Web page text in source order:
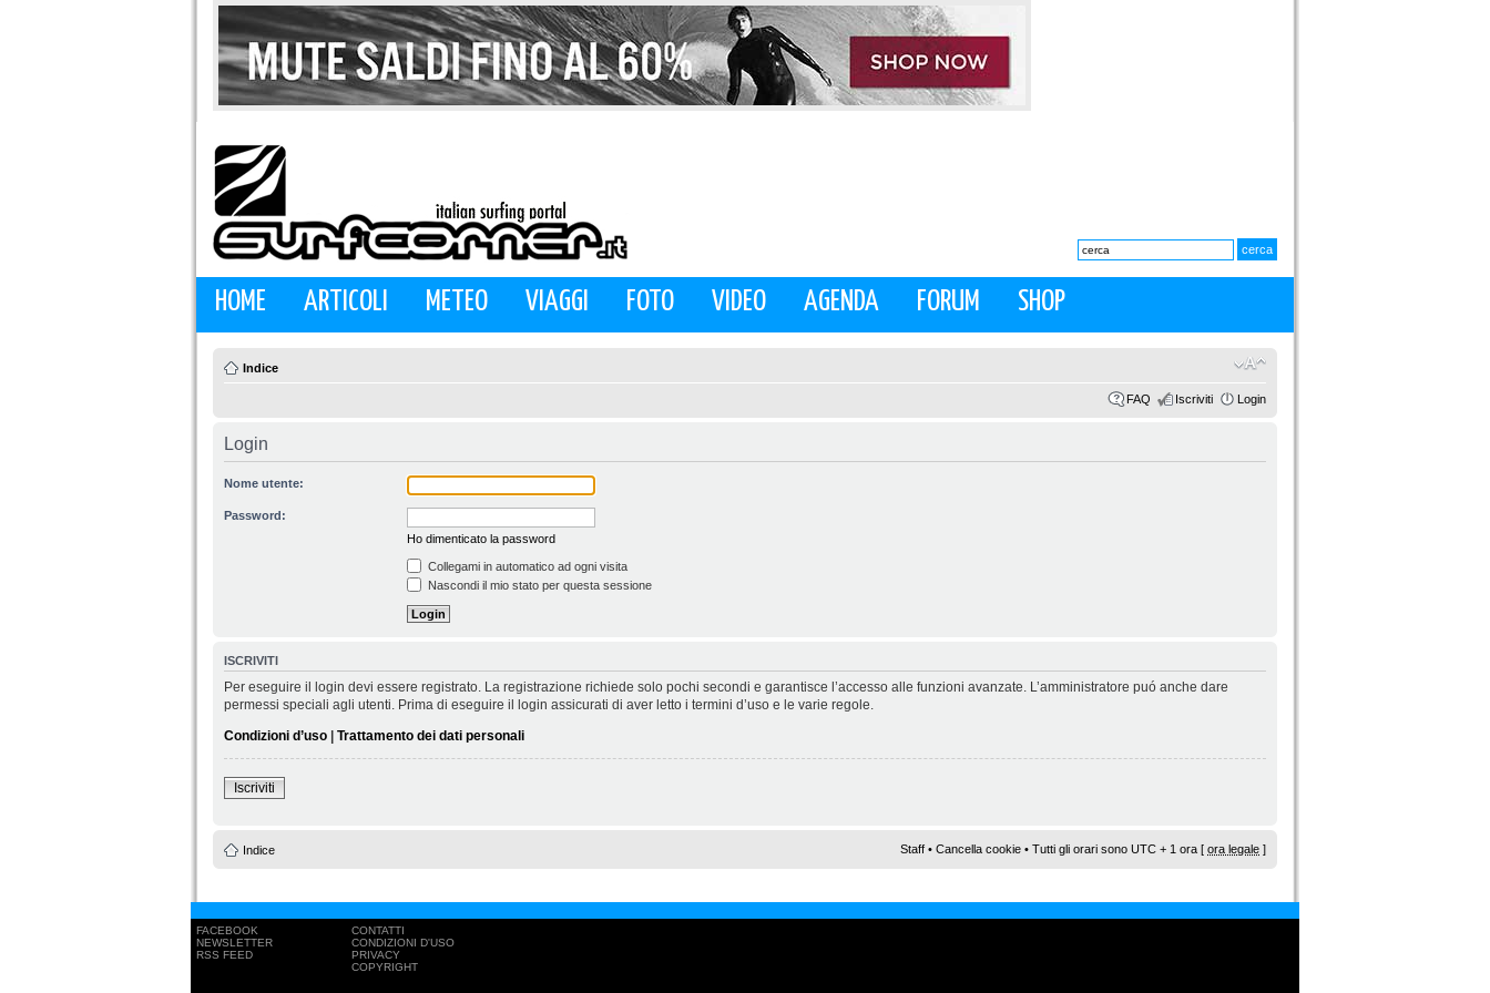
HOME ARTICOLI METEO VIAGGI FOTO VIDEO AGENDA FORUM SHOP
Indice
FAQ Iscriviti Login
Login
Nome utente:
Password:
Ho dimenticato la password
Collegami in automatico ad ogni visita
Nascondi il mio stato per questa sessione
ISCRIVITI
Per eseguire il login devi essere registrato. La registrazione richiede solo pochi secondi e garantisce l’accesso alle funzioni avanzate. L’amministratore puó anche dare
permessi speciali agli utenti. Prima di eseguire il login assicurati di aver letto i termini d’uso e le varie regole.
Condizioni d’uso | Trattamento dei dati personali
Iscriviti
Indice Staff • Cancella cookie • Tutti gli orari sono UTC + 1 ora [ ora legale ]
FACEBOOK
NEWSLETTER
RSS FEED
CONTATTI
CONDIZIONI D'USO
PRIVACY
COPYRIGHT